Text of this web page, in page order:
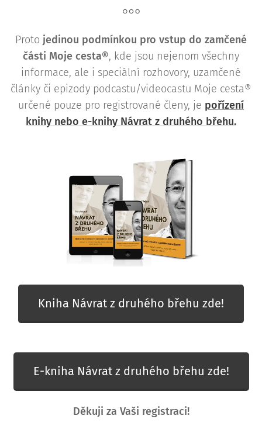
Proto jedinou podmínkou pro vstup do zamčené
části Moje cesta®, kde jsou nejenom všechny
informace, ale i speciální rozhovory, uzamčené
články či epizody podcastu/videocastu Moje cesta®
určené pouze pro registrované členy, je pořízení
knihy nebo e-knihy Návrat z druhého břehu.
Kniha Návrat z druhého břehu zde!
E-kniha Návrat z druhého břehu zde!
Děkuji za Vaši registraci!